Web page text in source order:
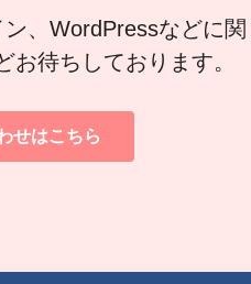
、WordPressなどに関
待ちしております。
せはこちら